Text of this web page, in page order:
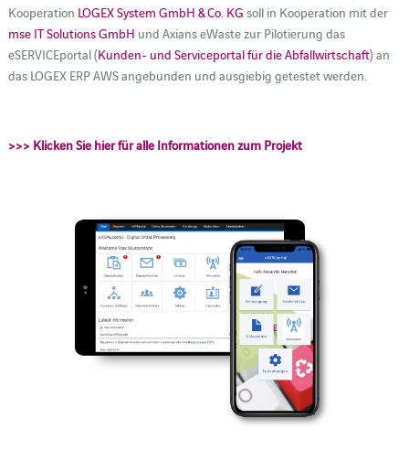
Kooperation LOGEX System GmbH & Co. KG soll in Kooperation mit der
mse IT Solutions GmbH und Axians eWaste zur Pilotierung das
eSERVICEportal (Kunden- und Serviceportal für die Abfallwirtschaft) an
das LOGEX ERP AWS angebunden und ausgiebig getestet werden.
>>> Klicken Sie hier für alle Informationen zum Projekt